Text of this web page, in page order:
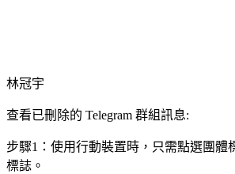
林冠宇
查看已刪除的 Telegram 群組訊息:
步驟1：使用行動裝置時，只需點選團體
標誌。